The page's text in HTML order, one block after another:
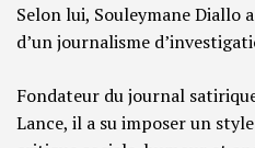
Selon lui, Souleymane Diallo
d’un journalisme
Fondateur du journal
Lance, il a su imposer un